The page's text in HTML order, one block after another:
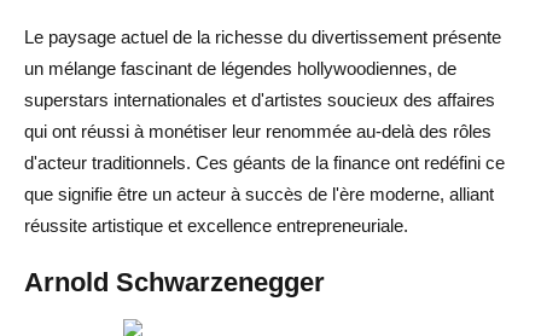
Le paysage actuel de la richesse du divertissement présente
un mélange fascinant de légendes hollywoodiennes, de
superstars internationales et d'artistes soucieux des affaires
qui ont réussi à monétiser leur renommée au-delà des rôles
d'acteur traditionnels. Ces géants de la finance ont redéfini ce
que signifie être un acteur à succès de l'ère moderne, alliant
réussite artistique et excellence entrepreneuriale.
Arnold Schwarzenegger